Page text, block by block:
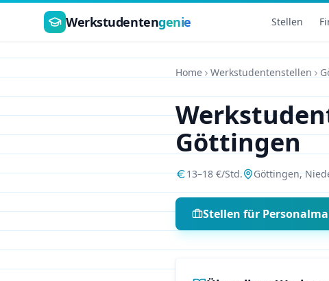
Zum Hauptinhalt springen
Werkstudentengenie Stellen
Home Werkstudentenstellen
Göttingen
13–18€/Std. Göttingen,
Stellen für